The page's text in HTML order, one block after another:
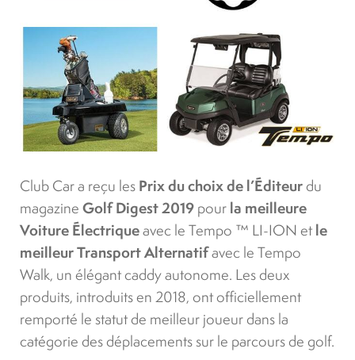
Carrières
Quadriporteurs
English
Club Car a reçu lesPrix du choix de l’Éditeurdu
magazineGolf Digest 2019pourla meilleure
Voiture Électriqueavec le Tempo ™ LI-ION etle
meilleur Transport Alternatifavec le Tempo
Walk, un élégant caddy autonome. Les deux
produits, introduits en 2018, ont officiellement
remporté le statut de meilleur joueur dans la
catégorie des déplacements sur le parcours de golf.